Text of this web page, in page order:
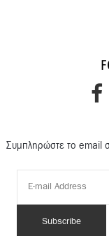
Συμπληρώστε το email